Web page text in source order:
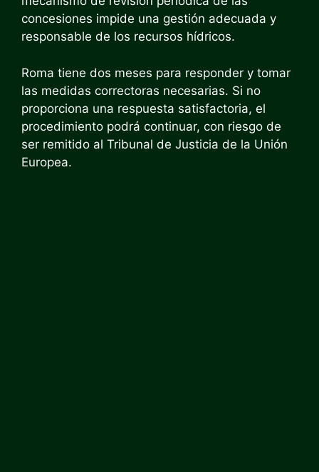
concesiones impide una gestión adecuada y
responsable de los recursos hídricos.
Roma tiene dos meses para responder y tomar
las medidas correctoras necesarias. Si no
proporciona una respuesta satisfactoria, el
procedimiento podrá continuar, con riesgo de
ser remitido al Tribunal de Justicia de la Unión
Europea.